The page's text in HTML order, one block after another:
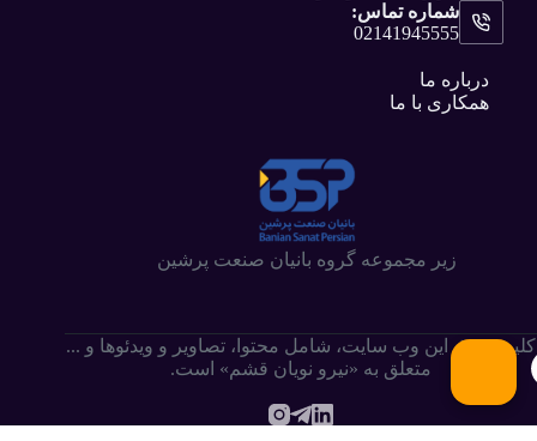
شماره تماس:
02141945555
درباره ما
همکاری با ما
زیر مجموعه گروه بانیان صنعت پرشین
کلیه حقوق این وب سایت،‌ شامل محتوا، تصاویر و ویدئوها و ...
متعلق به «نیرو نویان قشم» است.